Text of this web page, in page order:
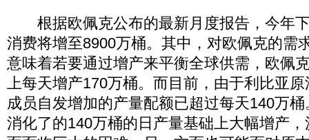
根据欧佩克公布的最新月度报告，今年
消费将增至8900万桶。其中，对欧佩克的需
意味着若要通过增产来平衡全球供需，欧佩
上每天增产170万桶。而目前，由于利比亚
成员自发增加的产量配额已超过每天140万
消化了的140万桶的日产量基础上大幅增产，